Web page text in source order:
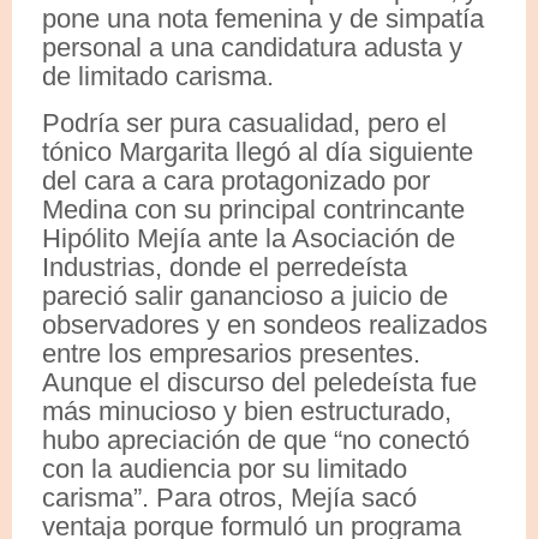
pone una nota femenina y de simpatía
personal a una candidatura adusta y
de limitado carisma.
Podría ser pura casualidad, pero el
tónico Margarita llegó al día siguiente
del cara a cara protagonizado por
Medina con su principal contrincante
Hipólito Mejía ante la Asociación de
Industrias, donde el perredeísta
pareció salir ganancioso a juicio de
observadores y en sondeos realizados
entre los empresarios presentes.
Aunque el discurso del peledeísta fue
más minucioso y bien estructurado,
hubo apreciación de que “no conectó
con la audiencia por su limitado
carisma”. Para otros, Mejía sacó
ventaja porque formuló un programa